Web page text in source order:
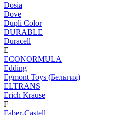
Dosia
Dove
Dupli Color
DURABLE
Duracell
E
ECONORMULA
Edding
Egmont Toys (Бельгия)
ELTRANS
Erich Krause
F
Faber-Castell